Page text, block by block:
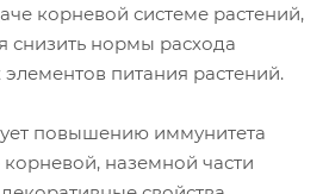
корневой системе растений,
снизить нормы расхода
питания растений.
повышению иммунитета
наземной части